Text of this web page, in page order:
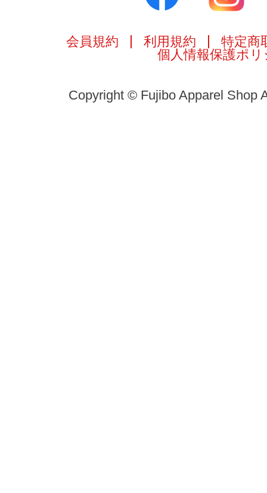
会員規約 利用規約
特定商
個人情報保護ポリ
Copyright © Fujibo Apparel Shop